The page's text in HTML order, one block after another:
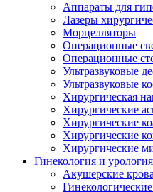
Аппараты для
Лазеры
Морцелляторы
Операционные
Операционные
Ультразвуковые
Ультразвуковые
Хирургическая
Хирургические
Хирургические
Хирургические
Хирургические
Гинекология и урология
Акушерские